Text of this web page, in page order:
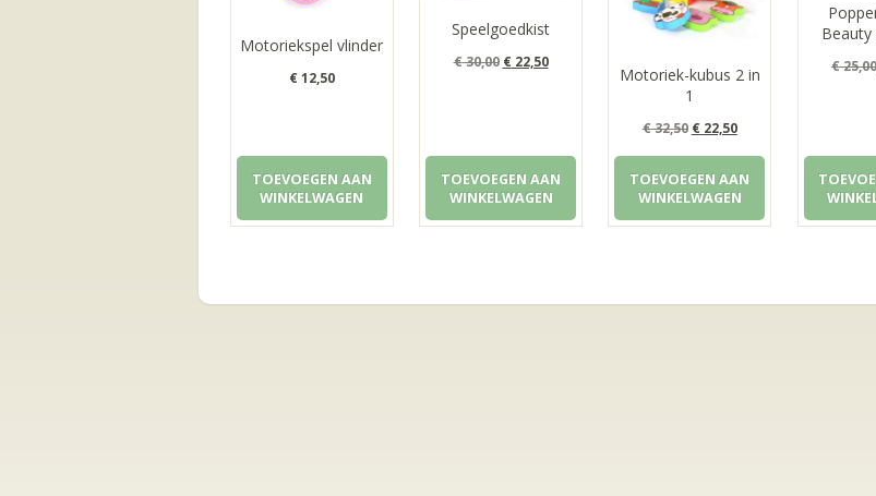
Motoriekspel vlinder
€12,50
TOEVOEGEN AAN
WINKELWAGEN
Speelgoedkist
€30,00 Oorspronkelijke
€ 30,00.
€22,50Huidige
€ 22,50.
TOEVOEGEN AAN
WINKELWAGEN
Motoriek-kubus 2 in
1
€32,50 Oorspronkelijke
prijs
was:
€ 32,50.
€22,50Huidige
prijs
is:
€ 22,50.
TOEVOEGEN AAN
WINKELWAGEN
Beauty
€25,00